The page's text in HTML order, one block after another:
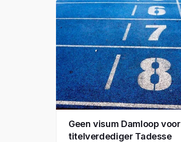
Geen visum Damloop voor
titelverdediger Tadesse